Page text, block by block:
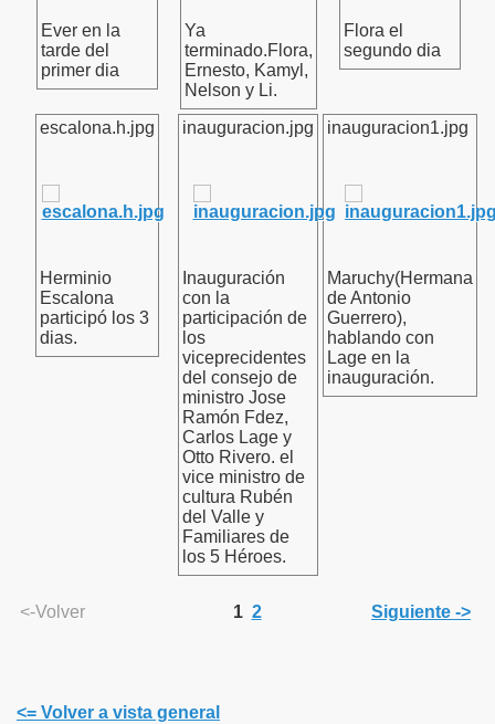
Ever en la
tarde del
primer dia
Ya
terminado.Flora,
Ernesto, Kamyl,
Nelson y Li.
Flora el
segundo dia
escalona.h.jpg
Herminio
Escalona
participó los 3
dias.
inauguracion.jpg
Inauguración
con la
participación de
los
viceprecidentes
del consejo de
ministro Jose
Ramón Fdez,
Carlos Lage y
Otto Rivero. el
vice ministro de
cultura Rubén
del Valle y
Familiares de
los 5 Héroes.
inauguracion1.jpg
Maruchy(Hermana
de Antonio
Guerrero),
hablando con
Lage en la
inauguración.
<-Volver 1 2 Siguiente ->
<= Volver a vista general